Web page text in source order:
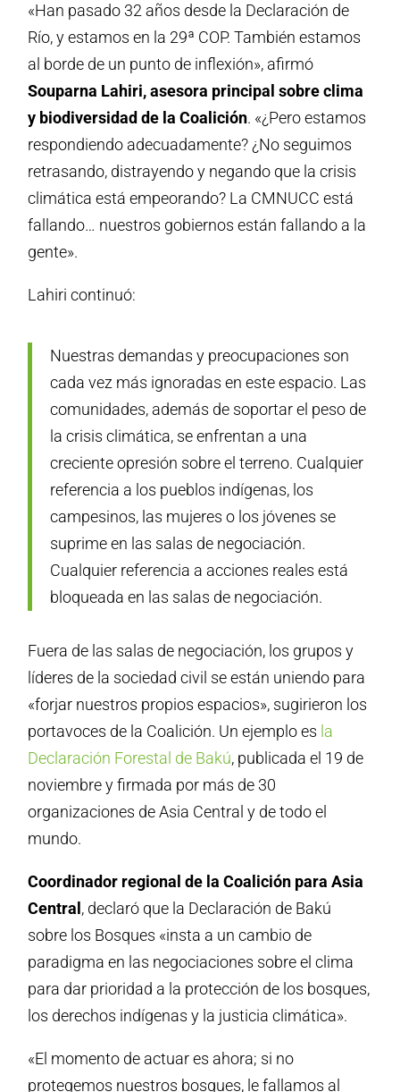
«Han pasado 32 años desde la Declaración de
Río, y estamos en la 29ª COP. También estamos
al borde de un punto de inflexión», afirmó
Souparna Lahiri, asesora principal sobre clima
y biodiversidad de la Coalición. «¿Pero estamos
respondiendo adecuadamente? ¿No seguimos
retrasando, distrayendo y negando que la crisis
climática está empeorando? La CMNUCC está
fallando… nuestros gobiernos están fallando a la
gente».
Lahiri continuó:
Nuestras demandas y preocupaciones son
cada vez más ignoradas en este espacio. Las
comunidades, además de soportar el peso de
la crisis climática, se enfrentan a una
creciente opresión sobre el terreno. Cualquier
referencia a los pueblos indígenas, los
campesinos, las mujeres o los jóvenes se
suprime en las salas de negociación.
Cualquier referencia a acciones reales está
bloqueada en las salas de negociación.
Fuera de las salas de negociación, los grupos y
líderes de la sociedad civil se están uniendo para
«forjar nuestros propios espacios», sugirieron los
portavoces de la Coalición. Un ejemplo es la
Declaración Forestal de Bakú, publicada el 19 de
noviembre y firmada por más de 30
organizaciones de Asia Central y de todo el
mundo.
Coordinador regional de la Coalición para Asia
Central , declaró que la Declaración de Bakú
sobre los Bosques «insta a un cambio de
paradigma en las negociaciones sobre el clima
para dar prioridad a la protección de los bosques,
los derechos indígenas y la justicia climática».
«El momento de actuar es ahora; si no
protegemos nuestros bosques, le fallamos al